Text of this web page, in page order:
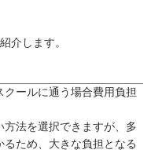
介します。
ールに通う場合費用負担
法を選択できますが、多
ため、大きな負担となる